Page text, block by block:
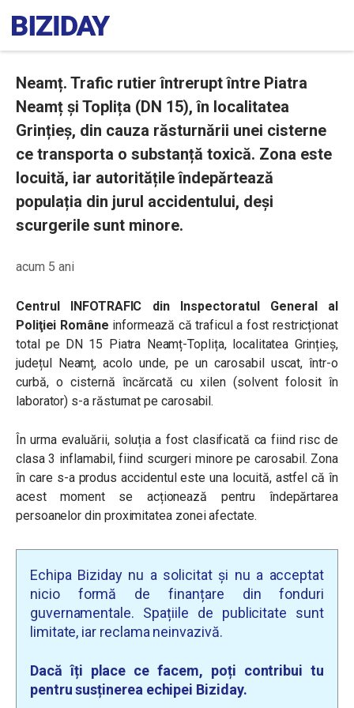
Neamț. Trafic rutier întrerupt între Piatra
Neamț și Toplița (DN 15), în localitatea
Grințieș, din cauza răsturnării unei cisterne
ce transporta o substanță toxică. Zona este
locuită, iar autoritățile îndepărtează
populația din jurul accidentului, deși
scurgerile sunt minore.
acum 5 ani
Centrul INFOTRAFIC din Inspectoratul General al
Poliţiei Române informează că traficul a fost restricționat
total pe DN 15 Piatra Neamț-Toplița, localitatea Grințieș,
județul Neamț, acolo unde, pe un carosabil uscat, într-o
curbă, o cisternă încărcată cu xilen (solvent folosit în
laborator) s-a răsturnat pe carosabil.
În urma evaluării, soluția a fost clasificată ca fiind risc de
clasa 3 inflamabil, fiind scurgeri minore pe carosabil. Zona
în care s-a produs accidentul este una locuită, astfel că în
acest moment se acționează pentru îndepărtarea
persoanelor din proximitatea zonei afectate.
Echipa Biziday nu a solicitat și nu a acceptat
nicio formă de finanțare din fonduri
guvernamentale. Spațiile de publicitate sunt
limitate, iar reclama neinvazivă.
Dacă îți place ce facem, poți contribui tu
pentru susținerea echipei Biziday.